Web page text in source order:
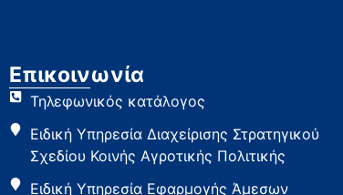
Επικοινωνία
Τηλεφωνικός κατάλογος
Ειδική Υπηρεσία Διαχείρισης Στρατηγικού
Σχεδίου Κοινής Αγροτικής Πολιτικής
Ειδική Υπηρεσία Εφαρμογής Άμεσων